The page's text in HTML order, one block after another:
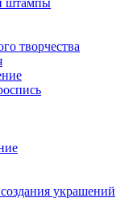
штампы
творчества
украшений